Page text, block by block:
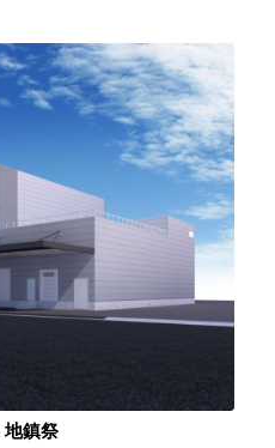
地鎮祭